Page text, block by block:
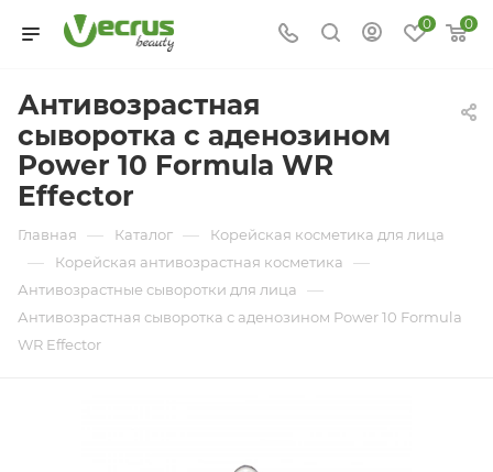
0 0
Антивозрастная
сыворотка с аденозином
Power 10 Formula WR
Effector
Главная — Каталог — Корейская косметика для лица
— Корейская антивозрастная косметика —
Антивозрастные сыворотки для лица —
Антивозрастная сыворотка с аденозином Power 10 Formula
WR Effector